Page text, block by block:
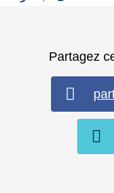
Partagez